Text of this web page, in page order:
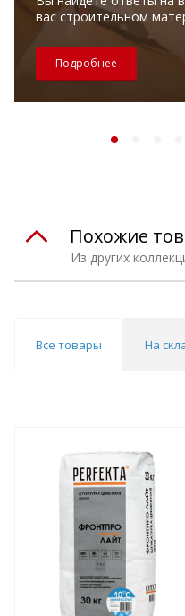
вас строительном
Подробнее
Из других
Похожие
Все товары На